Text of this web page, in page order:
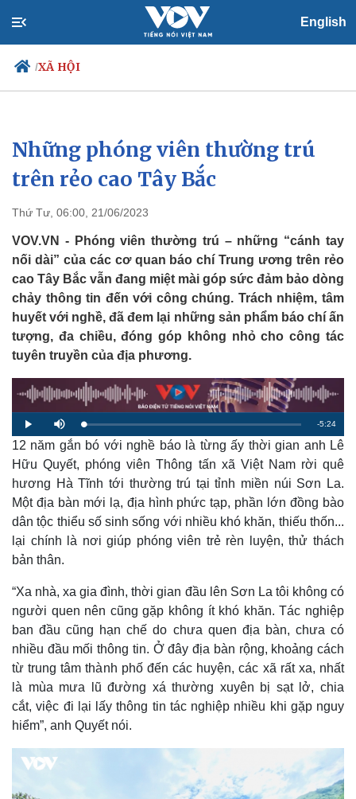
English
/XÃ HỘI
Chính trị
Đảng
Tổ chức nhân sự
Nhận diện sự thật
Xã hội
Tin 24h
Dự báo thời tiết
Việc làm
Biển đảo
Những phóng viên thường trú
trên rẻo cao Tây Bắc
Thứ Tư, 06:00, 21/06/2023
VOV.VN - Phóng viên thường trú – những “cánh tay
nối dài” của các cơ quan báo chí Trung ương trên rẻo
cao Tây Bắc vẫn đang miệt mài góp sức đảm bảo dòng
chảy thông tin đến với công chúng. Trách nhiệm, tâm
huyết với nghề, đã đem lại những sản phẩm báo chí ấn
tượng, đa chiều, đóng góp không nhỏ cho công tác
tuyên truyền của địa phương.
P
l
a
y
M
u
t
e
L
o
a
d
d
1
.
8
9
R
e
i
n
n
g
m
e
-5:24
12 năm gắn bó với nghề báo là từng ấy thời gian anh Lê
Hữu Quyết, phóng viên Thông tấn xã Việt Nam rời quê
hương Hà Tĩnh tới thường trú tại tỉnh miền núi Sơn La.
Một địa bàn mới lạ, địa hình phức tạp, phần lớn đồng bào
dân tộc thiểu số sinh sống với nhiều khó khăn, thiếu thốn...
lại chính là nơi giúp phóng viên trẻ rèn luyện, thử thách
bản thân.
“Xa nhà, xa gia đình, thời gian đầu lên Sơn La tôi không có
người quen nên cũng gặp không ít khó khăn. Tác nghiệp
ban đầu cũng hạn chế do chưa quen địa bàn, chưa có
nhiều đầu mối thông tin. Ở đây địa bàn rộng, khoảng cách
từ trung tâm thành phố đến các huyện, các xã rất xa, nhất
là mùa mưa lũ đường xá thường xuyên bị sạt lở, chia
cắt, việc đi lại lấy thông tin tác nghiệp nhiều khi gặp nguy
hiểm”, anh Quyết nói.